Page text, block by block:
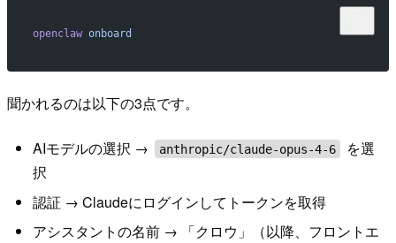
openclaw onboard
聞かれるのは以下の3点です。
AIモデルの選択 → anthropic/claude-opus-4-6
を選
択
認証 → Claudeにログインしてトークンを取得
アシスタントの名前 → 「クロウ」（以降、フロントエ